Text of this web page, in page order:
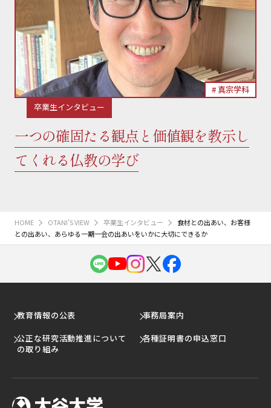
真宗学科
卒業生インタビュー
一つの確固たる観点と価値観を教示し
てくれる仏教の学び
HOME OTANI'S VIEW 卒業生インタビュー
食材との出あい、お客様
との出あい、あらゆる一期一会の出あいをいかに大切にできるか
教育情報の公表
事務局案内
公正な研究活動推進について
の取り組み
各種証明書の申込窓口